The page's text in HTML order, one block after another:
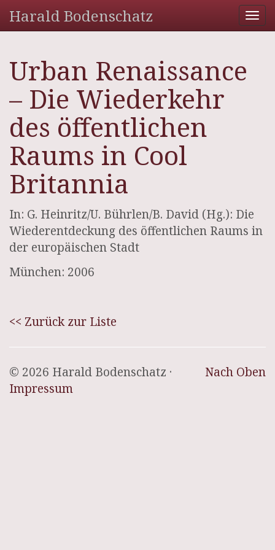
Harald Bodenschatz
Urban Renaissance
– Die Wiederkehr
des öffentlichen
Raums in Cool
Britannia
In: G. Heinritz/U. Bührlen/B. David (Hg.): Die
Wiederentdeckung des öffentlichen Raums in
der europäischen Stadt
München: 2006
<< Zurück zur Liste
Nach Oben
© 2026 Harald Bodenschatz ·
Impressum